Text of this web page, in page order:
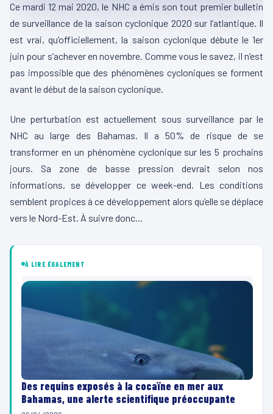
Ce mardi 12 mai 2020, le NHC a émis son tout premier bulletin
de surveillance de la saison cyclonique 2020 sur l’atlantique. Il
est vrai, qu’officiellement, la saison cyclonique débute le 1er
juin pour s’achever en novembre. Comme vous le savez, il n’est
pas impossible que des phénomènes cycloniques se forment
avant le début de la saison cyclonique.
Une perturbation est actuellement sous surveillance par le
NHC au large des Bahamas. Il a 50% de risque de se
transformer en un phénomène cyclonique sur les 5 prochains
jours. Sa zone de basse pression devrait selon nos
informations, se développer ce week-end. Les conditions
semblent propices à ce développement alors qu’elle se déplace
vers le Nord-Est. À suivre donc…
À LIRE ÉGALEMENT
Des requins exposés à la cocaïne en mer aux
Bahamas, une alerte scientifique préoccupante